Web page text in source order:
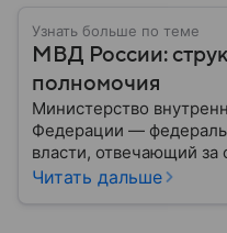
Узнать больше по теме
МВД России:
полномочия
Министерство
Федерации —
власти, отвечающий за
порядка, борьбу с
Читать дальше